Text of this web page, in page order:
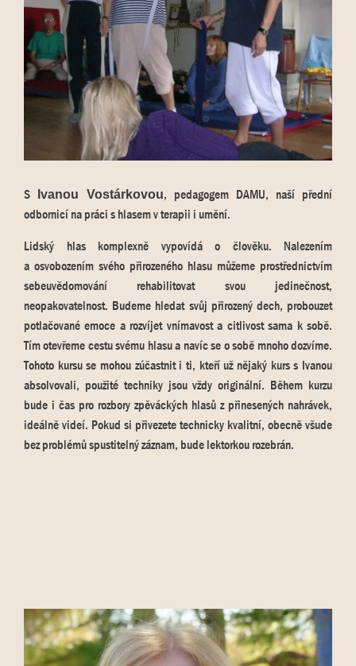
S Ivanou Vostárkovou, pedagogem DAMU, naší přední
odbornicí na práci s hlasem v terapii i umění.
Lidský hlas komplexně vypovídá o člověku. Nalezením
a osvobozením svého přirozeného hlasu můžeme prostřednictvím
sebeuvědomování rehabilitovat svou jedinečnost,
neopakovatelnost. Budeme hledat svůj přirozený dech, probouzet
potlačované emoce a rozvíjet vnímavost a citlivost sama k sobě.
Tím otevřeme cestu svému hlasu a navíc se o sobě mnoho dozvíme.
Tohoto kursu se mohou zúčastnit i ti, kteří už nějaký kurs s Ivanou
absolvovali, použité techniky jsou vždy originální. Během kurzu
bude i čas pro rozbory zpěváckých hlasů z přinesených nahrávek,
ideálně videí. Pokud si přivezete technicky kvalitní, obecně všude
bez problémů spustitelný záznam, bude lektorkou rozebrán.